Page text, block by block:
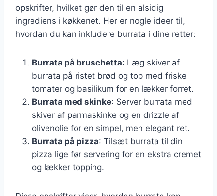
opskrifter, hvilket gør den til en alsidig
ingrediens i køkkenet. Her er nogle ideer til,
hvordan du kan inkludere burrata i dine retter:
Burrata på bruschetta: Læg skiver af
burrata på ristet brød og top med friske
tomater og basilikum for en lækker forret.
Burrata med skinke: Server burrata med
skiver af parmaskinke og en drizzle af
olivenolie for en simpel, men elegant ret.
Burrata på pizza: Tilsæt burrata til din
pizza lige før servering for en ekstra cremet
og lækker topping.